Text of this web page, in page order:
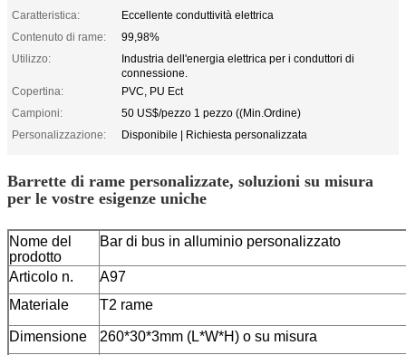
Caratteristica:
Eccellente conduttività elettrica
Contenuto di rame:
99,98%
Utilizzo:
Industria dell'energia elettrica per i conduttori di
connessione.
Copertina:
PVC, PU Ect
Campioni:
50 US$/pezzo 1 pezzo ((Min.Ordine)
Personalizzazione:
Disponibile | Richiesta personalizzata
Barrette di rame personalizzate, soluzioni su misura
per le vostre esigenze uniche
Nome del
prodotto
Bar di bus in alluminio personalizzato
Articolo n.
A97
Materiale
T2 rame
Dimensione
260*30*3mm (L*W*H) o su misura